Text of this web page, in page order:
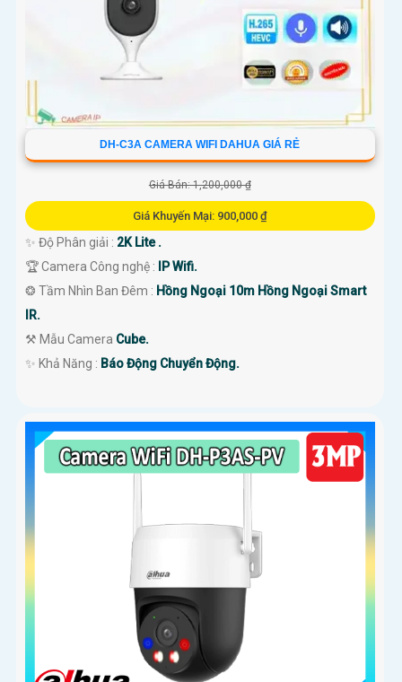
DH-C3A CAMERA WIFI DAHUA GIÁ RẺ
Giá Bán: 1,200,000 ₫
Giá Khuyến Mại: 900,000 ₫
✨ Độ Phân giải : 2K Lite .
🏆 Camera Công nghệ :
IP Wifi.
❂ Tầm Nhìn Ban Đêm : Hồng Ngoại 10m Hồng Ngoại Smart
IR.
⚒ Mẫu Camera Cube.
️✨ Khả Năng : Báo Động Chuyển Động.